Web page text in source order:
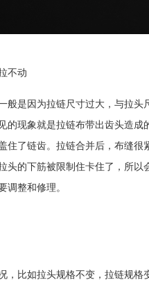
不动
般是因为拉链尺寸过大，与拉头
的现象就是拉链布带出齿头造成
住了链齿。拉链合并后，布缝很
头的下筋被限制住卡住了，所以
调整和修理。
，比如拉头规格不变，拉链规格